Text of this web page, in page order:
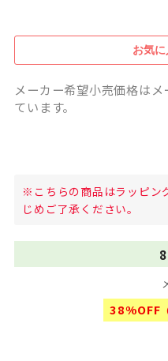
メーカー希望小売価格は
ています。
※こちらの商品はラッピン
じめご了承ください。
38%OFF